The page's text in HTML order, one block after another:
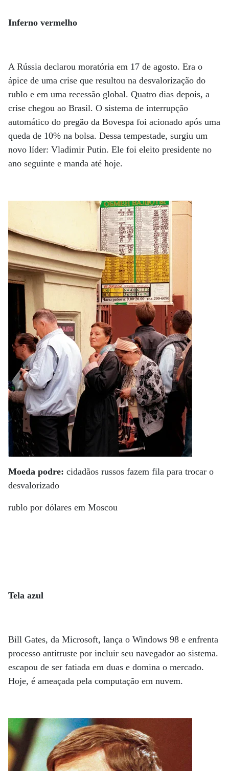
Inferno vermelho
A Rússia declarou moratória em 17 de agosto. Era o
ápice de uma crise que resultou na desvalorização do
rublo e em uma recessão global. Quatro dias depois, a
crise chegou ao Brasil. O sistema de interrupção
automático do pregão da Bovespa foi acionado após uma
queda de 10% na bolsa. Dessa tempestade, surgiu um
novo líder: Vladimir Putin. Ele foi eleito presidente no
ano seguinte e manda até hoje.
Moeda podre: cidadãos russos fazem fila para trocar o
desvalorizado
rublo por dólares em Moscou
Tela azul
Bill Gates, da Microsoft, lança o Windows 98 e enfrenta
processo antitruste por incluir seu navegador ao sistema.
escapou de ser fatiada em duas e domina o mercado.
Hoje, é ameaçada pela computação em nuvem.